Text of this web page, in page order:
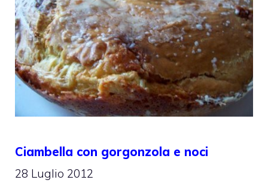
Ciambella con gorgonzola e noci
28 Luglio 2012